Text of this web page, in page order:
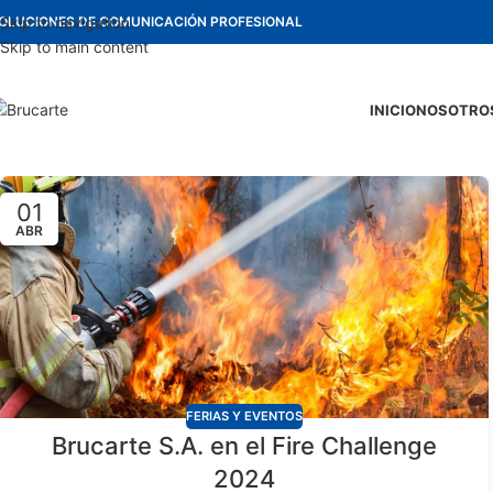
Skip to navigation
Skip to main content
DE COMUNICACIÓN PROFESIONAL
INICIO
01
ABR
FERIAS Y EVENTOS
Brucarte S.A. en el Fire Challenge
2024